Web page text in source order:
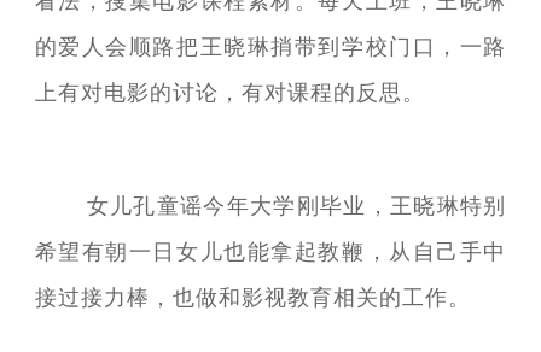
的爱人会顺路把王晓琳捎带到学校门口，一路
上有对电影的讨论，有对课程的反思。
女儿孔童谣今年大学刚毕业，王晓琳特别
希望有朝一日女儿也能拿起教鞭，从自己手中
接过接力棒，也做和影视教育相关的工作。